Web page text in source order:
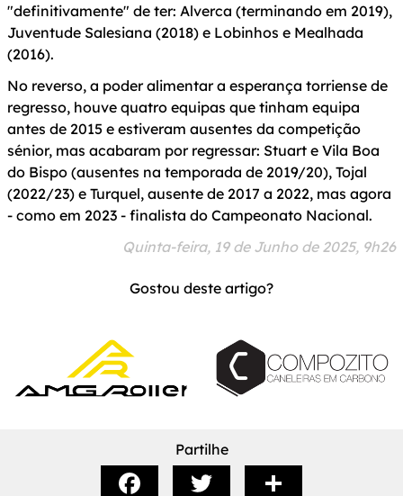
"definitivamente" de ter: Alverca (terminando em 2019),
Juventude Salesiana (2018) e Lobinhos e Mealhada
(2016).
No reverso, a poder alimentar a esperança torriense de
regresso, houve quatro equipas que tinham equipa
antes de 2015 e estiveram ausentes da competição
sénior, mas acabaram por regressar: Stuart e Vila Boa
do Bispo (ausentes na temporada de 2019/20), Tojal
(2022/23) e Turquel, ausente de 2017 a 2022, mas agora
- como em 2023 - finalista do Campeonato Nacional.
Quinta-feira, 19 de Junho de 2025, 9h26
Gostou deste artigo?
Partilhe